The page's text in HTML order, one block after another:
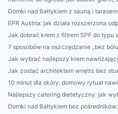
Domki nad Bałtykiem z sauną i
EPR Austria: jak działa rozszerzona
Jak dobrać krem z filtrem SPF do typu
7 sposobów na oszczędzanie „bez
Jak wybrać najlepszy krem
Jak zostać architektem wnętrz bez
10 minut dla skóry: domowy rytuał
Najlepszy catering dietetyczny: jak
Domki nad Bałtykiem bez